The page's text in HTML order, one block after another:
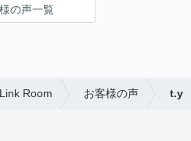
とても安心してやりとりするこ
の声一覧
Room お客様の声 t.y